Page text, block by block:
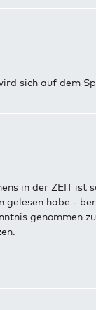
sich auf dem
in der ZEIT ist
gelesen habe -
genommen